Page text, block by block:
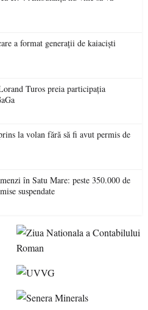
generații de kaiaciști
Turos preia participația
la volan fără să fi avut permis de
în Satu Mare: peste 350.000 de
suspendate